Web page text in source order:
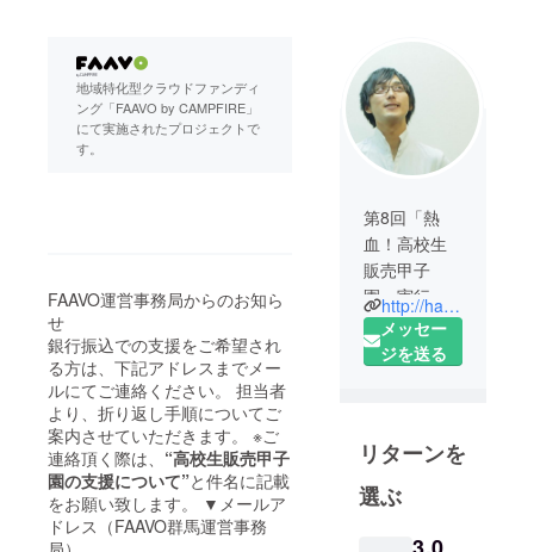
地域特化型クラウドファンディ
ング「FAAVO by CAMPFIRE」
にて実施されたプロジェクトで
す。
FAAVO運営事務局からのお知ら
せ
銀行振込での支援をご希望され
る方は、下記アドレスまでメー
ルにてご連絡ください。 担当者
より、折り返し手順についてご
案内させていただきます。 ※ご
連絡頂く際は、 “高校生販売甲子
園の支援について”と件名に記載
をお願い致します。 ▼メールア
ドレス（FAAVO群馬運営事務
第8回「熱
血！高校生
販売甲子
園」実行委
員長の柿沼
です！
済学を学ん
でいます。
http://hanbaikoshien.jp
メッセー
ジを送る
リターンを
選ぶ